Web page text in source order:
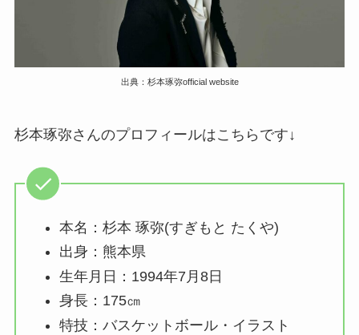
出典：杉本琢弥official website
杉本琢弥さんのプロフィールはこちらです↓
本名：杉本 琢弥(すぎもと たくや)
出身：熊本県
生年月日：1994年7月8日
身長：175㎝
特技：バスケットボール・イラスト